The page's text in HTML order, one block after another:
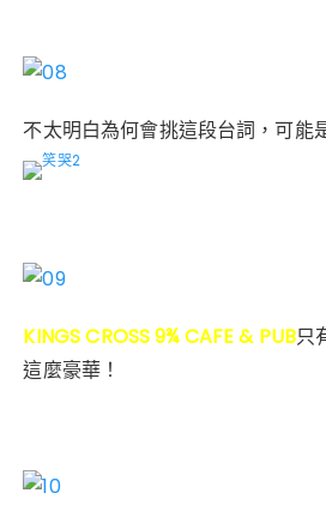
不太明白為何會挑這段台詞，可能
KINGS CROSS 9¾ CAFE & PUB只
這麼豪華！